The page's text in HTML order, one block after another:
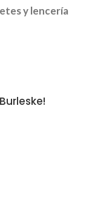
y lencería